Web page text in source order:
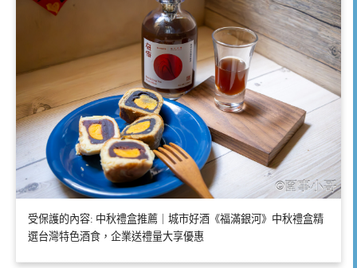
受保護的內容: 中秋禮盒推薦｜城市好酒《福滿銀河》中秋禮盒精
選台灣特色酒食，企業送禮量大享優惠